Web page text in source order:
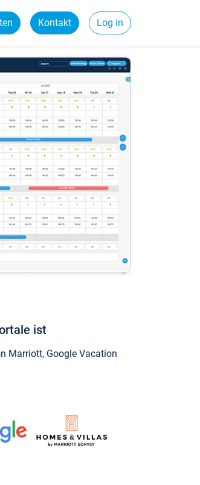
Kontakt Log in
ist
Marriott, Google Vacation